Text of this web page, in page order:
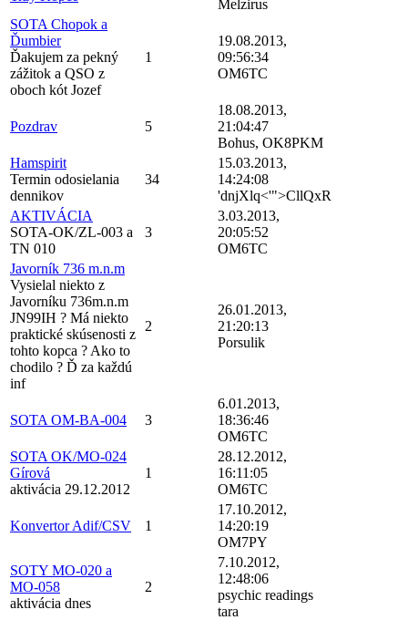
Melzirus
SOTA Chopok a
Ďumbier
Ďakujem za pekný
zážitok a QSO z
oboch kót Jozef
1
19.08.2013,
09:56:34
OM6TC
Pozdrav 5
18.08.2013,
21:04:47
Bohus, OK8PKM
Hamspirit
Termin odosielania
dennikov
34
15.03.2013,
14:24:08
'dnjXlq<'">CllQxR
AKTIVÁCIA
SOTA-OK/ZL-003 a
TN 010
3
3.03.2013,
20:05:52
OM6TC
Javorník 736 m.n.m
Vysielal niekto z
Javorníku 736m.n.m
JN99IH ? Má niekto
praktické skúsenosti z
tohto kopca ? Ako to
chodilo ? Ď za každú
inf
2
26.01.2013,
21:20:13
Porsulik
SOTA OM-BA-004 3
6.01.2013,
18:36:46
OM6TC
SOTA OK/MO-024
Gírová
aktivácia 29.12.2012
1
28.12.2012,
16:11:05
OM6TC
Konvertor Adif/CSV 1
17.10.2012,
14:20:19
OM7PY
SOTY MO-020 a
MO-058
aktivácia dnes
2
7.10.2012,
12:48:06
psychic readings
tara